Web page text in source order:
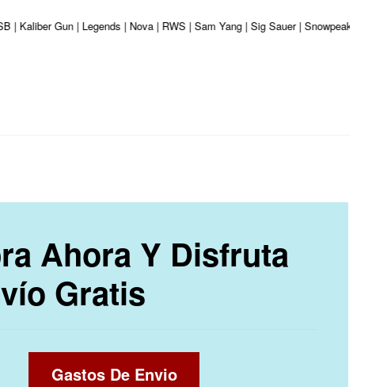
Gun | Legends | Nova | RWS | Sam Yang | Sig Sauer | Snowpeak |
Ahora Y Disfruta
Gratis
Gastos De Envio